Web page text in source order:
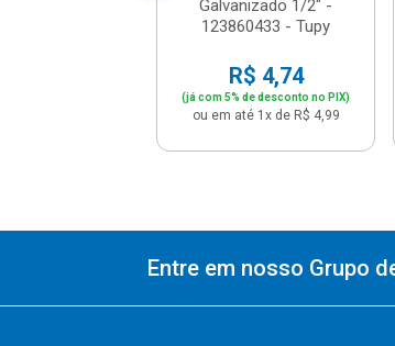
Galvanizado 1/2" -
123860433 - Tupy
R$ 4,74
(já com 5% de desconto no PIX)
ou em até 1x de R$ 4,99
Entre em nosso Grupo